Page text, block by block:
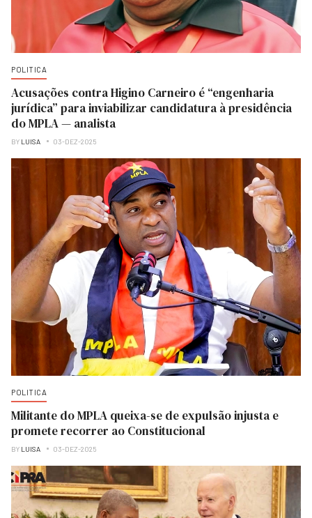
POLITICA
Acusações contra Higino Carneiro é “engenharia
jurídica” para inviabilizar candidatura à presidência
do MPLA — analista
BY LUISA 03-DEZ-2025
POLITICA
Militante do MPLA queixa-se de expulsão injusta e
promete recorrer ao Constitucional
BY LUISA 03-DEZ-2025